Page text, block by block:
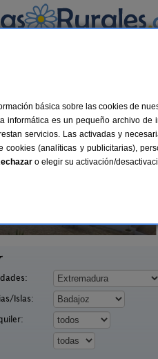
Rurales cerca de
Islas:
básica sobre las cookies de
informática es un pequeño archivo
servicios. Las activadas y
cookies (analíticas y publicitarias),
o elegir su activación/